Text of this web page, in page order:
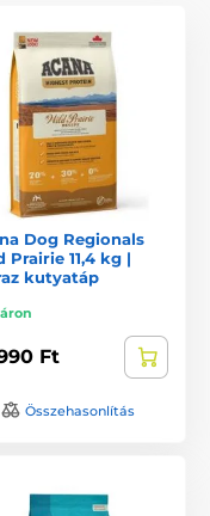
Dog Regionals
Prairie 11,4 kg |
kutyatáp
Ft
Összehasonlítás